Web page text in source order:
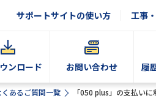
サポートサイトの使い方 工事
ンロード お問い合わせ 履
くあるご質問一覧 「050 plus」の支払い